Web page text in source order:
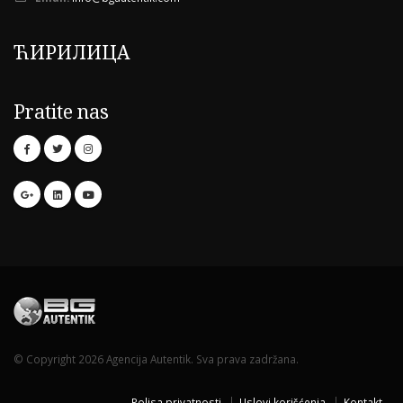
ЋИРИЛИЦА
Pratite nas
© Copyright 2026 Agencija Autentik. Sva prava zadržana.